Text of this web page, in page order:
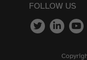
FOLLOW US